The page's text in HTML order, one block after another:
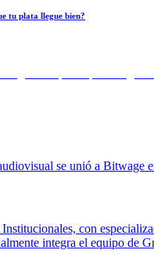
tu plata llegue bien?
se unió a Bitwage
con
integra el equipo de